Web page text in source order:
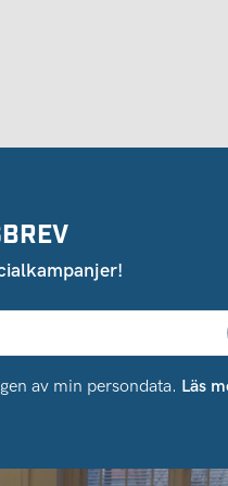
av min persondata. Läs